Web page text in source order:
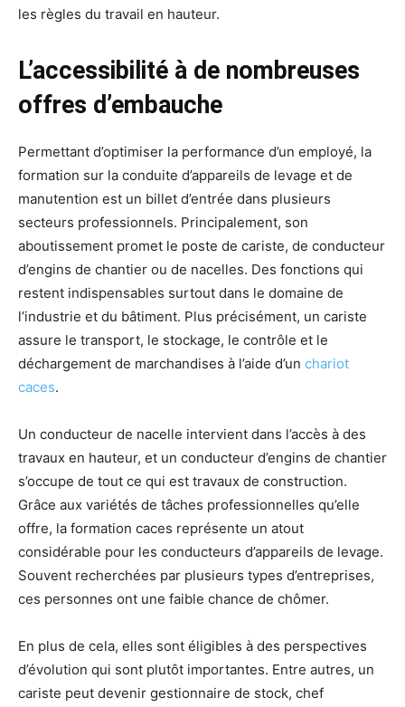
les règles du travail en hauteur.
L’accessibilité à de nombreuses
offres d’embauche
Permettant d’optimiser la performance d’un employé, la
formation sur la conduite d’appareils de levage et de
manutention est un billet d’entrée dans plusieurs
secteurs professionnels. Principalement, son
aboutissement promet le poste de cariste, de conducteur
d’engins de chantier ou de nacelles. Des fonctions qui
restent indispensables surtout dans le domaine de
l’industrie et du bâtiment. Plus précisément, un cariste
assure le transport, le stockage, le contrôle et le
déchargement de marchandises à l’aide d’un chariot
caces.
Un conducteur de nacelle intervient dans l’accès à des
travaux en hauteur, et un conducteur d’engins de chantier
s’occupe de tout ce qui est travaux de construction.
Grâce aux variétés de tâches professionnelles qu’elle
offre, la formation caces représente un atout
considérable pour les conducteurs d’appareils de levage.
Souvent recherchées par plusieurs types d’entreprises,
ces personnes ont une faible chance de chômer.
En plus de cela, elles sont éligibles à des perspectives
d’évolution qui sont plutôt importantes. Entre autres, un
cariste peut devenir gestionnaire de stock, chef